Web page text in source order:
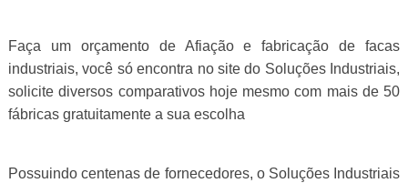
Faça um orçamento de Afiação e fabricação de facas
industriais, você só encontra no site do Soluções Industriais,
solicite diversos comparativos hoje mesmo com mais de 50
fábricas gratuitamente a sua escolha
Possuindo centenas de fornecedores, o Soluções Industriais